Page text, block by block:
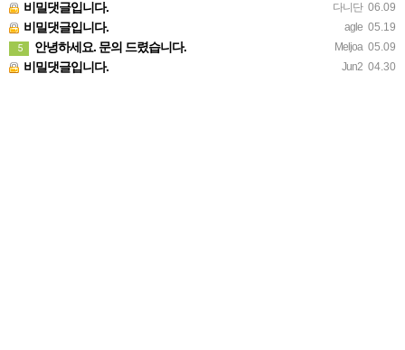
다니단 06.09
비밀댓글입니다.
agle 05.19
비밀댓글입니다.
Meljoa 05.09
5 안녕하세요. 문의 드렸습니다.
Jun2 04.30
비밀댓글입니다.